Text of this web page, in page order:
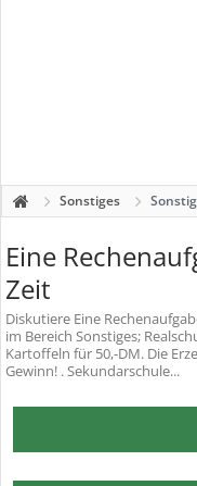
Sonstiges
Eine
Zeit
Diskutiere Eine
im Bereich Sonstiges;
Kartoffeln für 50,-DM. Die
Gewinn! . Sekundarschule...